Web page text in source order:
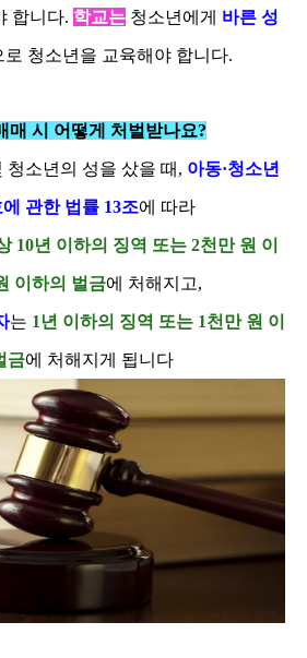
합니다. 학교는 청소년에게 바른 성
로 청소년을 교육해야 합니다.
매 시 어떻게 처벌받나요?
청소년의 성을 샀을 때, 아동·청소년
관한 법률 13조에 따라
10년 이하의 징역 또는 2천만 원 이
이하의 벌금에 처해지고,
는 1년 이하의 징역 또는 1천만 원 이
금에 처해지게 됩니다